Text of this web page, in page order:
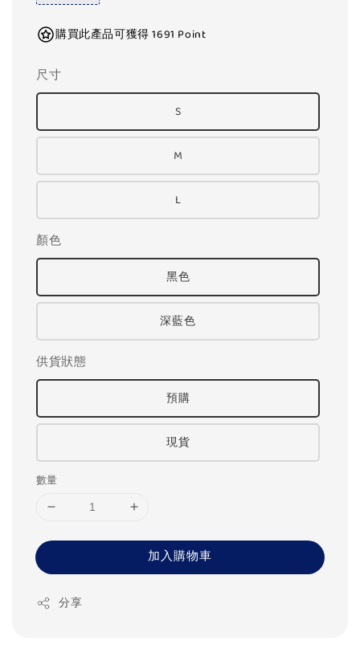
購買此產品可獲得 1691 Point
尺寸
S
M
L
顏色
黑色
深藍色
供貨狀態
預購
現貨
數量
加入購物車
分享